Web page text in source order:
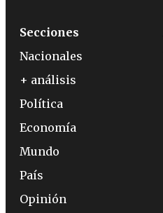
Secciones
Nacionales
+ análisis
Política
Economía
Mundo
País
Opinión